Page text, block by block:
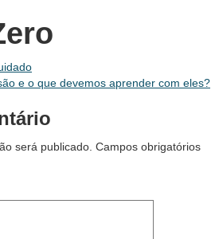
e o que devemos aprender com eles?
será publicado. Campos obrigatórios